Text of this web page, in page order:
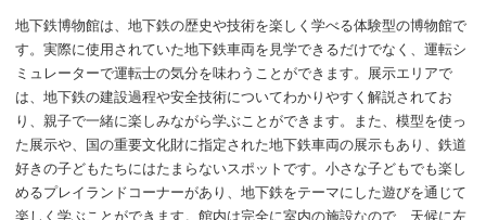
地下鉄博物館は、地下鉄の歴史や技術を楽しく学べる体験型の博物館で
す。実際に使用されていた地下鉄車両を見学できるだけでなく、運転シ
ミュレーターで運転士の気分を味わうことができます。展示エリアで
は、地下鉄の建設過程や安全技術についてわかりやすく解説されてお
り、親子で一緒に楽しみながら学ぶことができます。また、模型を使っ
た展示や、国の重要文化財に指定された地下鉄車両の展示もあり、鉄道
好きの子どもたちにはたまらないスポットです。小さな子どもでも楽し
めるプレイランドコーナーがあり、地下鉄をテーマにした遊びを通じて
楽しく学ぶことができます。館内は完全に室内の施設なので、天候に左